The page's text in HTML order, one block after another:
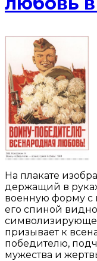
На плакате
держащий в
военную форму с
его спиной
призывает к
победителю,
мужества и